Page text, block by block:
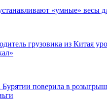
«умные» весы
грузовика из Китая
поверила в розыгрыш